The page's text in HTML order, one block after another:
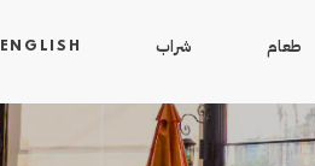
ENGLISH شراب طعام